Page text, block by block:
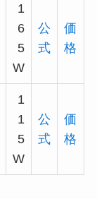
1
6
5
W
公
式
価
格
1
1
5
W
公
式
価
格